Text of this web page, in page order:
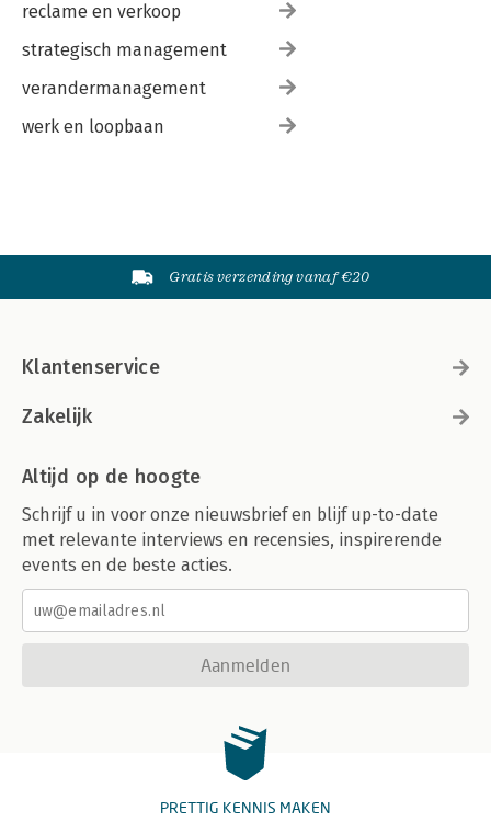
reclame en verkoop
strategisch management
verandermanagement
werk en loopbaan
Gratis verzending vanaf €20
Klantenservice
Zakelijk
Altijd op de hoogte
Schrijf u in voor onze nieuwsbrief en blijf up-to-date
met relevante interviews en recensies, inspirerende
events en de beste acties.
Aanmelden
PRETTIG KENNIS MAKEN